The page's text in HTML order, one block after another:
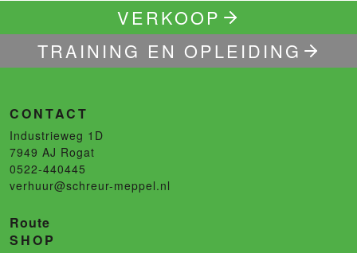
VERKOOP
TRAINING EN OPLEIDING
CONTACT
Industrieweg 1D
7949 AJ Rogat
0522-440445
verhuur@schreur-meppel.nl
Route
SHOP